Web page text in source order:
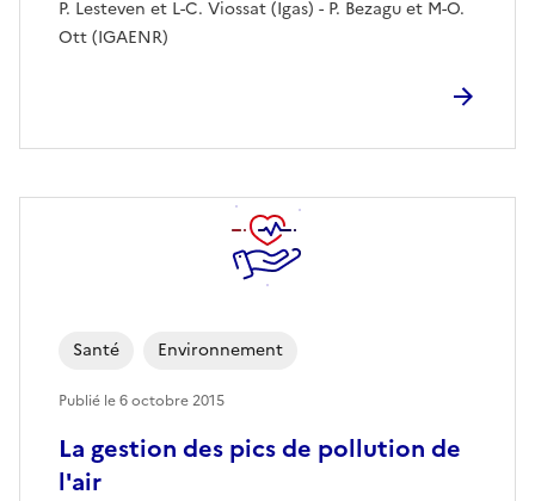
P. Lesteven et L-C. Viossat (Igas) - P. Bezagu et M-O.
Ott (IGAENR)
La gestion des pics de pollution de
l'air
Santé Environnement
Publié le6 octobre 2015